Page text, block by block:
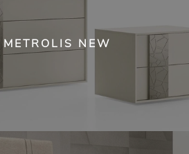
METROLIS NEW